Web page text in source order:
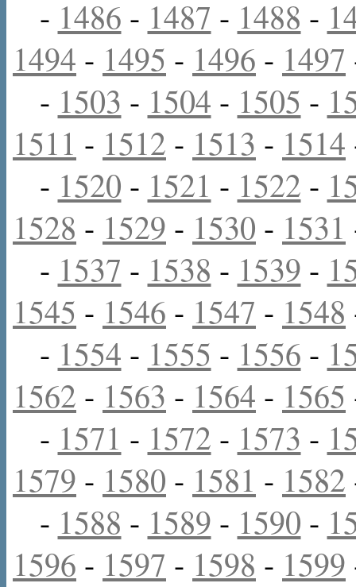
- 1486 - 1487 - 1488 -
1494 - 1495 - 1496 - 1497
- 1503 - 1504 - 1505 -
1511 - 1512 - 1513 - 1514
- 1520 - 1521 - 1522 -
1528 - 1529 - 1530 - 1531
- 1537 - 1538 - 1539 -
1545 - 1546 - 1547 - 1548
- 1554 - 1555 - 1556 -
1562 - 1563 - 1564 - 1565
- 1571 - 1572 - 1573 -
1579 - 1580 - 1581 - 1582
- 1588 - 1589 - 1590 -
1596 - 1597 - 1598 - 1599